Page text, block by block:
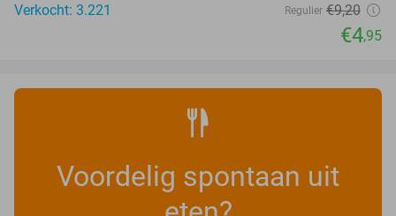
Verkocht: 3.221
Regulier €9,20
€4,95
Voordelig spontaan uit